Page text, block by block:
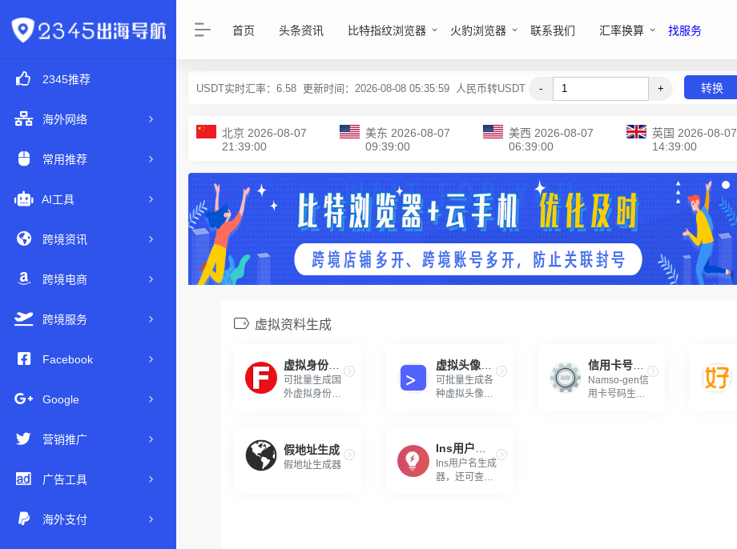
2345推荐
海外网络
常用推荐
AI工具
跨境资讯
跨境电商
跨境服务
Facebook
Google
营销推广
广告工具
海外支付
首页 头条资讯 比特指纹浏览器 火豹浏览器 联系我们 汇率换算 找服务
USDT实时汇率： 6.58 更新时间：2026-08-08 05:35:59 人民币转USDT - + 转换
北京 2026-08-07
21:39:00
美东 2026-08-07
09:39:00
美西 2026-08-07
06:39:00
英国 2026-08-07
14:39:00
虚拟资料生成
可批量生成国
外虚拟身份神
虚拟头像生成器
可批量生成各
种虚拟头像的
信用卡号码生成器
Namso-gen信
用卡号码生成
假地址生成
假地址生成器
Ins用户名生成
器，还可查名